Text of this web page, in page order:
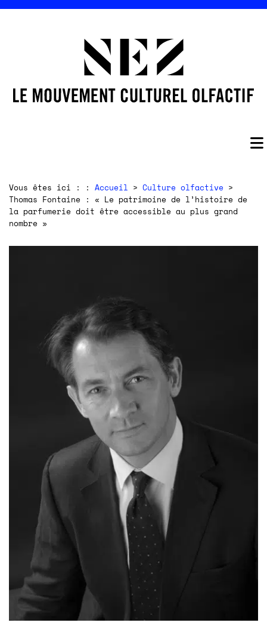
Vous êtes ici : : Accueil > Culture olfactive >
Thomas Fontaine : « Le patrimoine de l’histoire de
la parfumerie doit être accessible au plus grand
nombre »